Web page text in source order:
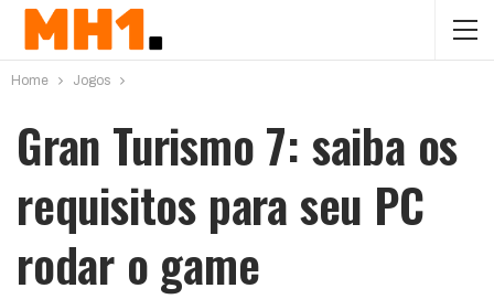
Home Jogos
Gran Turismo 7: saiba os
requisitos para seu PC
rodar o game